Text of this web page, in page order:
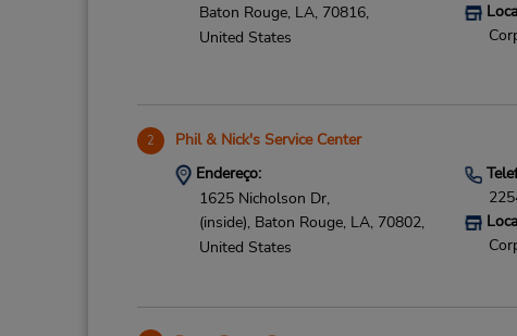
Baton Rouge, LA, 70816,
United States
2 Phil & Nick's Service Center
Endereço:
1625 Nicholson Dr,
(inside), Baton Rouge, LA, 70802,
United States